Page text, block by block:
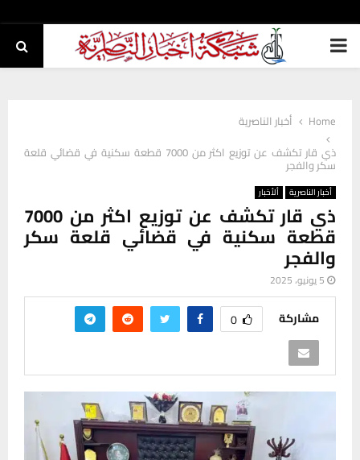
PRIMARY
Home
أخبار الناصرية
ذي قار تكشف عن توزيع اكثر من 7000 قطعة سكنية في قضائي قلعة
سكر والفجر
أخبار الناصرية ألأخبار
ذي قار تكشف عن توزيع اكثر من 7000
قطعة سكنية في قضائي قلعة سكر
والفجر
5 يونيو، 2025
مشاركة 0